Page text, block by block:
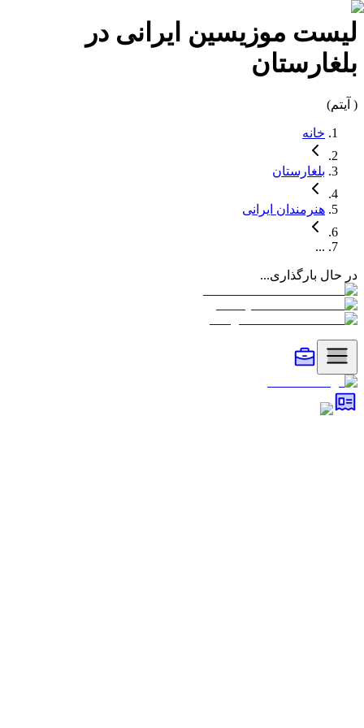
لیست موزیسین ایرانی در
بلغارستان
( آیتم)
خانه
بلغارستان
هنرمندان ایرانی
...
در حال بارگذاری...